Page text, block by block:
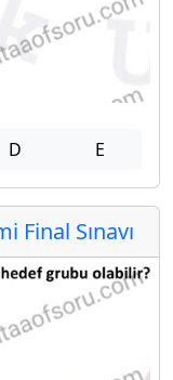
D E
Final Sınavı